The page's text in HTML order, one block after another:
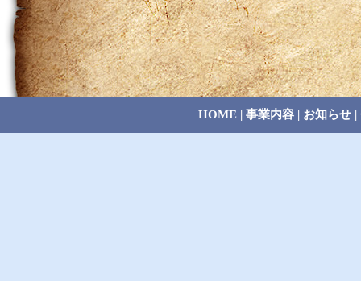
HOME| 事業内容| お知らせ|